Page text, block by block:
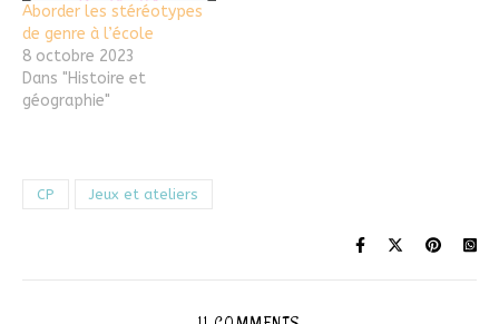
Aborder les stéréotypes
de genre à l’école
8 octobre 2023
Dans "Histoire et
géographie"
CP Jeux et ateliers